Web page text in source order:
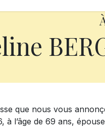
que nous vous
à l’âge de 69 ans,